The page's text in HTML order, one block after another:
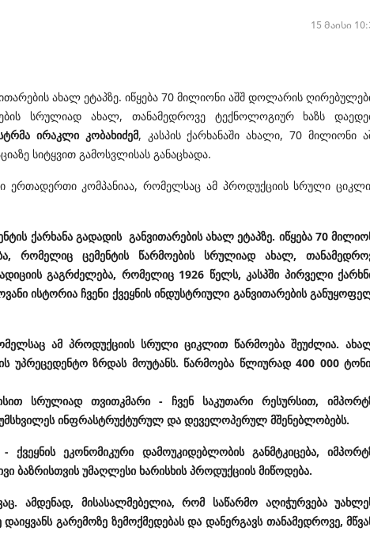
15 მაისი
ახალ ეტაპზე. იწყება 70 მილიონი აშშ დოლარის
სრულიად ახალ, თანამედროვე ტექნოლოგიურ ხაზს
ირაკლი კობახიძემ, კასპის ქარხანაში ახალი, 70 მილიონი
სიტყვით გამოსვლისას განაცხადა.
ერთადერთი კომპანიაა, რომელსაც ამ პროდუქციის სრული
ქარხანა გადადის განვითარების ახალ ეტაპზე. იწყება 70
რომელიც ცემენტის წარმოების სრულიად ახალ,
გაგრძელება, რომელიც 1926 წელს, კასპში პირველი
ისტორია ჩვენი ქვეყნის ინდუსტრიული განვითარების
ამ პროდუქციის სრული ციკლით წარმოება შეუძლია.
უპრეცედენტო ზრდას მოუტანს. წარმოება წლიურად 400 000
სრულიად თვითკმარი - ჩვენ საკუთარი რესურსით,
ინფრასტრუქტურულ და დეველოპერულ მშენებლობებს.
ეკონომიკური დამოუკიდებლობის განმტკიცება,
ბაზრისთვის უმაღლესი ხარისხის პროდუქციის მიწოდება.
ამდენად, მისასალმებელია, რომ საწარმო აღიჭურვება
გარემოზე ზემოქმედებას და დანერგავს თანამედროვე,